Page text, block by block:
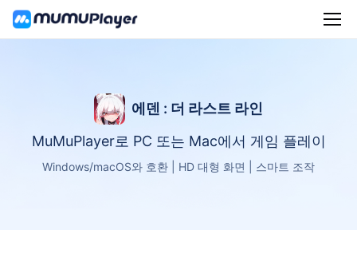
에덴 : 더 라스트 라인
MuMuPlayer로 PC 또는 Mac에서 게임 플레이
Windows/macOS와 호환 | HD 대형 화면 | 스마트 조작